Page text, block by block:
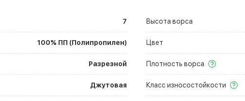
7 Высота ворса
100% ПП (Полипропилен) Цвет
Разрезной Плотность ворса
Джутовая Класс износостойкости